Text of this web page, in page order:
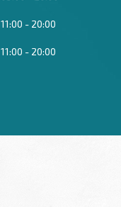
11:00 20:00
11:00 20:00